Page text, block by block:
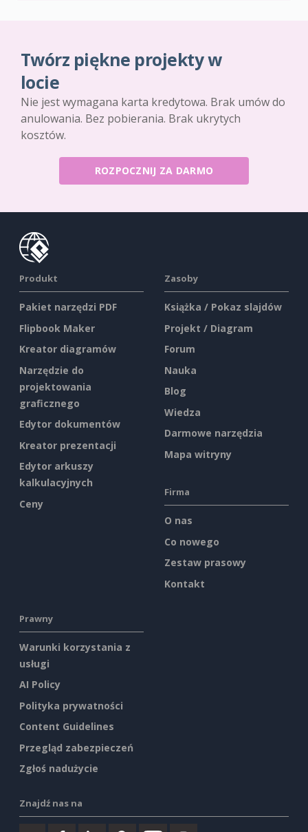
Twórz piękne projekty w
locie
Nie jest wymagana karta kredytowa. Brak umów do
anulowania. Bez pobierania. Brak ukrytych
kosztów.
ROZPOCZNIJ ZA DARMO
Produkt
Pakiet narzędzi PDF
Flipbook Maker
Kreator diagramów
Narzędzie do
projektowania
graficznego
Edytor dokumentów
Kreator prezentacji
Edytor arkuszy
kalkulacyjnych
Ceny
Zasoby
Książka / Pokaz slajdów
Projekt / Diagram
Forum
Nauka
Blog
Wiedza
Darmowe narzędzia
Mapa witryny
Firma
O nas
Co nowego
Zestaw prasowy
Kontakt
Prawny
Warunki korzystania z
usługi
AI Policy
Polityka prywatności
Content Guidelines
Przegląd zabezpieczeń
Zgłoś nadużycie
Znajdź nas na